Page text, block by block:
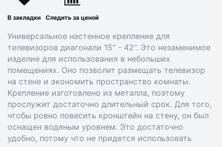
В закладки Следить за ценой
Универсальное настенное крепление для
телевизоров диагонали 15" - 42". Это незаменимое
изделие для использования в небольших
помещениях. Оно позволит размещать телевизор
на стене и экономить пространство комнаты.
Крепление изготовлено из металла, поэтому
прослужит достаточно длительный срок. Для того,
чтобы ровно повесить кронштейн на стену, он был
оснащен водяным уровнем. Это достаточно
удобно, потому что не придется использовать